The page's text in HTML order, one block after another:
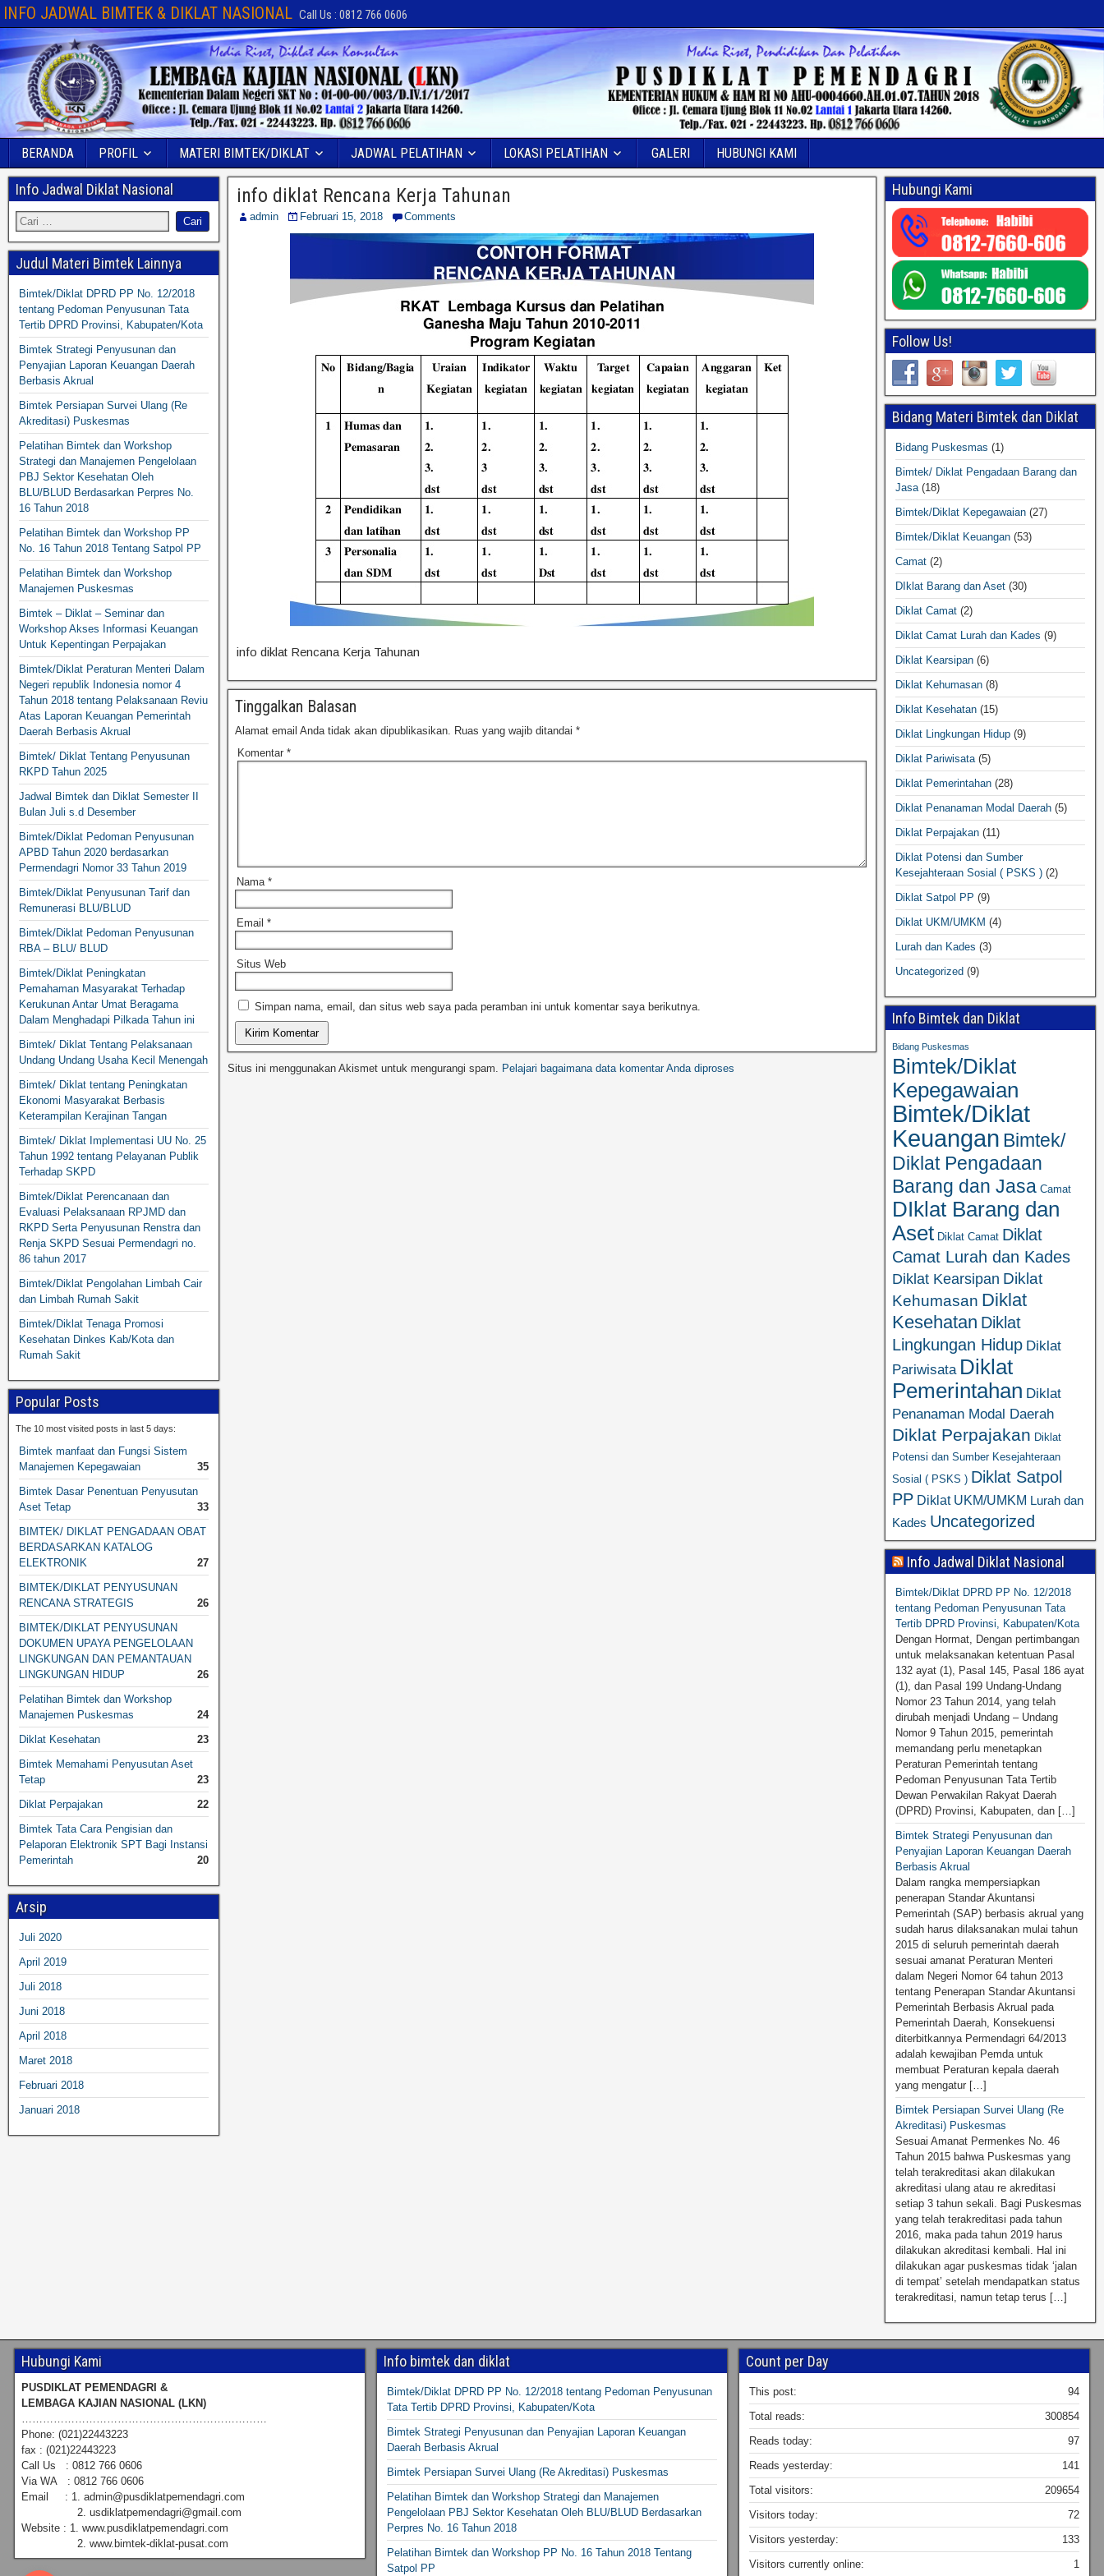
INFO JADWAL BIMTEK & DIKLAT NASIONAL Call Us : 0812 766 0606
BERANDA PROFIL MATERI BIMTEK/DIKLAT JADWAL PELATIHAN LOKASI PELATIHAN GALERI HUBUNGI KAMI
info diklat Rencana Kerja Tahunan
admin Februari 15, 2018 Comments
info diklat Rencana Kerja Tahunan
Tinggalkan Balasan
Alamat email Anda tidak akan dipublikasikan. Ruas yang wajib ditandai *
Komentar *
Nama *
Email *
Situs Web
Simpan nama, email, dan situs web saya pada peramban ini untuk komentar saya berikutnya.
Situs ini menggunakan Akismet untuk mengurangi spam. Pelajari bagaimana data komentar Anda diproses
Info Jadwal Diklat Nasional
Judul Materi Bimtek Lainnya
Bimtek/Diklat DPRD PP No. 12/2018
tentang Pedoman Penyusunan Tata
Tertib DPRD Provinsi, Kabupaten/Kota
Bimtek Strategi Penyusunan dan
Penyajian Laporan Keuangan Daerah
Berbasis Akrual
Bimtek Persiapan Survei Ulang (Re
Akreditasi) Puskesmas
Pelatihan Bimtek dan Workshop
Strategi dan Manajemen Pengelolaan
PBJ Sektor Kesehatan Oleh
BLU/BLUD Berdasarkan Perpres No.
16 Tahun 2018
Pelatihan Bimtek dan Workshop PP
No. 16 Tahun 2018 Tentang Satpol PP
Pelatihan Bimtek dan Workshop
Manajemen Puskesmas
Bimtek – Diklat – Seminar dan
Workshop Akses Informasi Keuangan
Untuk Kepentingan Perpajakan
Bimtek/Diklat Peraturan Menteri Dalam
Negeri republik Indonesia nomor 4
Tahun 2018 tentang Pelaksanaan Reviu
Atas Laporan Keuangan Pemerintah
Daerah Berbasis Akrual
Bimtek/ Diklat Tentang Penyusunan
RKPD Tahun 2025
Jadwal Bimtek dan Diklat Semester II
Bulan Juli s.d Desember
Bimtek/Diklat Pedoman Penyusunan
APBD Tahun 2020 berdasarkan
Permendagri Nomor 33 Tahun 2019
Bimtek/Diklat Penyusunan Tarif dan
Remunerasi BLU/BLUD
Bimtek/Diklat Pedoman Penyusunan
RBA – BLU/ BLUD
Bimtek/Diklat Peningkatan
Pemahaman Masyarakat Terhadap
Kerukunan Antar Umat Beragama
Dalam Menghadapi Pilkada Tahun ini
Bimtek/ Diklat Tentang Pelaksanaan
Undang Undang Usaha Kecil Menengah
Bimtek/ Diklat tentang Peningkatan
Ekonomi Masyarakat Berbasis
Keterampilan Kerajinan Tangan
Bimtek/ Diklat Implementasi UU No. 25
Tahun 1992 tentang Pelayanan Publik
Terhadap SKPD
Bimtek/Diklat Perencanaan dan
Evaluasi Pelaksanaan RPJMD dan
RKPD Serta Penyusunan Renstra dan
Renja SKPD Sesuai Permendagri no.
86 tahun 2017
Bimtek/Diklat Pengolahan Limbah Cair
dan Limbah Rumah Sakit
Bimtek/Diklat Tenaga Promosi
Kesehatan Dinkes Kab/Kota dan
Rumah Sakit
Popular Posts
The 10 most visited posts in last 5 days:
Bimtek manfaat dan Fungsi Sistem
Manajemen Kepegawaian
35
Bimtek Dasar Penentuan Penyusutan
Aset Tetap
33
BIMTEK/ DIKLAT PENGADAAN OBAT
BERDASARKAN KATALOG
ELEKTRONIK
27
BIMTEK/DIKLAT PENYUSUNAN
RENCANA STRATEGIS
26
BIMTEK/DIKLAT PENYUSUNAN
DOKUMEN UPAYA PENGELOLAAN
LINGKUNGAN DAN PEMANTAUAN
LINGKUNGAN HIDUP
26
Pelatihan Bimtek dan Workshop
Manajemen Puskesmas
24
Diklat Kesehatan
23
Bimtek Memahami Penyusutan Aset
Tetap
23
Diklat Perpajakan
22
Bimtek Tata Cara Pengisian dan
Pelaporan Elektronik SPT Bagi Instansi
Pemerintah
20
Arsip
Juli 2020
April 2019
Juli 2018
Juni 2018
April 2018
Maret 2018
Februari 2018
Januari 2018
Hubungi Kami
Follow Us!
Bidang Materi Bimtek dan Diklat
Bidang Puskesmas (1)
Bimtek/ Diklat Pengadaan Barang dan
Jasa (18)
Bimtek/Diklat Kepegawaian (27)
Bimtek/Diklat Keuangan (53)
Camat (2)
DIklat Barang dan Aset (30)
Diklat Camat (2)
Diklat Camat Lurah dan Kades (9)
Diklat Kearsipan (6)
Diklat Kehumasan (8)
Diklat Kesehatan (15)
Diklat Lingkungan Hidup (9)
Diklat Pariwisata (5)
Diklat Pemerintahan (28)
Diklat Penanaman Modal Daerah (5)
Diklat Perpajakan (11)
Diklat Potensi dan Sumber
Kesejahteraan Sosial ( PSKS ) (2)
Diklat Satpol PP (9)
Diklat UKM/UMKM (4)
Lurah dan Kades (3)
Uncategorized (9)
Info Bimtek dan Diklat
Bidang Puskesmas
Bimtek/Diklat
Kepegawaian
Bimtek/Diklat
Keuangan Bimtek/
Diklat Pengadaan
Barang dan Jasa Camat
DIklat Barang dan
Aset Diklat Camat Diklat
Camat Lurah dan Kades
Diklat Kearsipan Diklat
Kehumasan Diklat
Kesehatan Diklat
Lingkungan Hidup Diklat
Pariwisata Diklat
Pemerintahan Diklat
Penanaman Modal Daerah
Diklat Perpajakan Diklat
Potensi dan Sumber Kesejahteraan
Sosial ( PSKS ) Diklat Satpol
PP Diklat UKM/UMKM Lurah dan
Kades Uncategorized
Info Jadwal Diklat Nasional
Bimtek/Diklat DPRD PP No. 12/2018
tentang Pedoman Penyusunan Tata
Tertib DPRD Provinsi, Kabupaten/Kota
Dengan Hormat, Dengan pertimbangan
untuk melaksanakan ketentuan Pasal
132 ayat (1), Pasal 145, Pasal 186 ayat
(1), dan Pasal 199 Undang-Undang
Nomor 23 Tahun 2014, yang telah
dirubah menjadi Undang – Undang
Nomor 9 Tahun 2015, pemerintah
memandang perlu menetapkan
Peraturan Pemerintah tentang
Pedoman Penyusunan Tata Tertib
Dewan Perwakilan Rakyat Daerah
(DPRD) Provinsi, Kabupaten, dan […]
Bimtek Strategi Penyusunan dan
Penyajian Laporan Keuangan Daerah
Berbasis Akrual
Dalam rangka mempersiapkan
penerapan Standar Akuntansi
Pemerintah (SAP) berbasis akrual yang
sudah harus dilaksanakan mulai tahun
2015 di seluruh pemerintah daerah
sesuai amanat Peraturan Menteri
dalam Negeri Nomor 64 tahun 2013
tentang Penerapan Standar Akuntansi
Pemerintah Berbasis Akrual pada
Pemerintah Daerah, Konsekuensi
diterbitkannya Permendagri 64/2013
adalah kewajiban Pemda untuk
membuat Peraturan kepala daerah
yang mengatur […]
Bimtek Persiapan Survei Ulang (Re
Akreditasi) Puskesmas
Sesuai Amanat Permenkes No. 46
Tahun 2015 bahwa Puskesmas yang
telah terakreditasi akan dilakukan
akreditasi ulang atau re akreditasi
setiap 3 tahun sekali. Bagi Puskesmas
yang telah terakreditasi pada tahun
2016, maka pada tahun 2019 harus
dilakukan akreditasi kembali. Hal ini
dilakukan agar puskesmas tidak ‘jalan
di tempat’ setelah mendapatkan status
terakreditasi, namun tetap terus […]
Hubungi Kami
PUSDIKLAT PEMENDAGRI &
LEMBAGA KAJIAN NASIONAL (LKN)
Phone: (021)22443223
fax : (021)22443223
Call Us : 0812 766 0606
Via WA : 0812 766 0606
Email : 1. admin@pusdiklatpemendagri.com
2. usdiklatpemendagri@gmail.com
Website : 1. www.pusdiklatpemendagri.com
2. www.bimtek-diklat-pusat.com
Info bimtek dan diklat
Bimtek/Diklat DPRD PP No. 12/2018 tentang Pedoman Penyusunan
Tata Tertib DPRD Provinsi, Kabupaten/Kota
Bimtek Strategi Penyusunan dan Penyajian Laporan Keuangan
Daerah Berbasis Akrual
Bimtek Persiapan Survei Ulang (Re Akreditasi) Puskesmas
Pelatihan Bimtek dan Workshop Strategi dan Manajemen
Pengelolaan PBJ Sektor Kesehatan Oleh BLU/BLUD Berdasarkan
Perpres No. 16 Tahun 2018
Pelatihan Bimtek dan Workshop PP No. 16 Tahun 2018 Tentang
Satpol PP
Count per Day
94
This post:
300854
Total reads:
97
Reads today:
141
Reads yesterday:
209654
Total visitors:
72
Visitors today:
133
Visitors yesterday:
1
Visitors currently online: